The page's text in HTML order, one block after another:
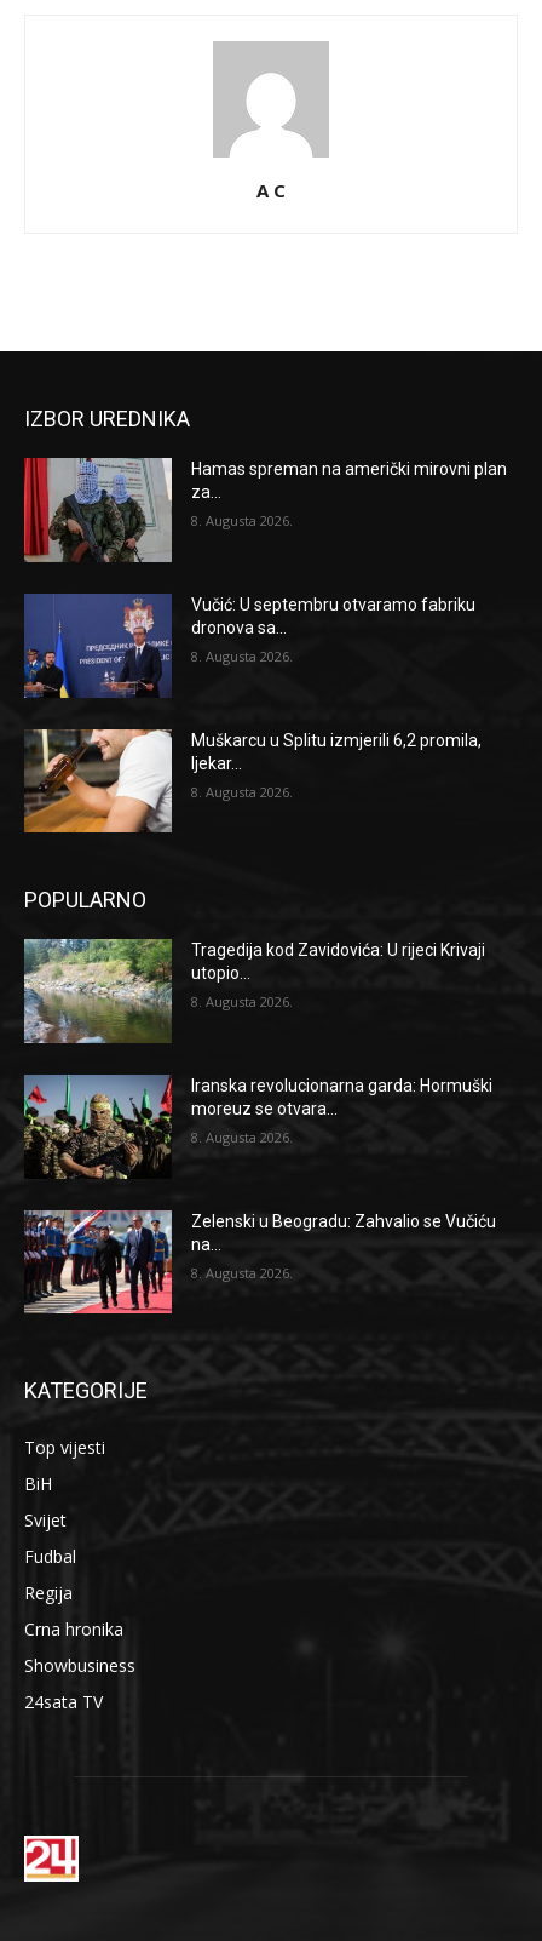
A C
IZBOR UREDNIKA
Hamas spreman na američki mirovni plan
za...
8. Augusta 2026.
Vučić: U septembru otvaramo fabriku
dronova sa...
8. Augusta 2026.
Muškarcu u Splitu izmjerili 6,2 promila,
ljekar...
8. Augusta 2026.
POPULARNO
Tragedija kod Zavidovića: U rijeci Krivaji
utopio...
8. Augusta 2026.
Iranska revolucionarna garda: Hormuški
moreuz se otvara...
8. Augusta 2026.
Zelenski u Beogradu: Zahvalio se Vučiću
na...
8. Augusta 2026.
KATEGORIJE
Top vijesti
BiH
Svijet
Fudbal
Regija
Crna hronika
Showbusiness
24sata TV